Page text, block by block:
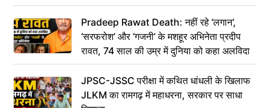
Pradeep Rawat Death: नहीं रहे ‘लगान’,
‘सरफरोश’ और ‘गजनी’ के मशहूर अभिनेता प्रदीप
रावत, 74 साल की उम्र में दुनिया को कहा अलविदा
JPSC-JSSC परीक्षा में कथित धांधली के खिलाफ
JLKM का रामगढ़ में महाधरना, सरकार पर साधा